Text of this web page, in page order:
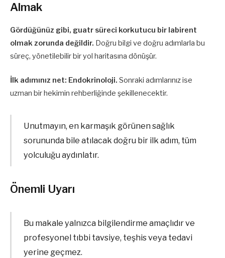
Almak
Gördüğünüz gibi, guatr süreci korkutucu bir labirent
olmak zorunda değildir. Doğru bilgi ve doğru adımlarla bu
süreç, yönetilebilir bir yol haritasına dönüşür.
İlk adımınız net: Endokrinoloji. Sonraki adımlarınız ise
uzman bir hekimin rehberliğinde şekillenecektir.
Unutmayın, en karmaşık görünen sağlık
sorununda bile atılacak doğru bir ilk adım, tüm
yolculuğu aydınlatır.
Önemli Uyarı
Bu makale yalnızca bilgilendirme amaçlıdır ve
profesyonel tıbbi tavsiye, teşhis veya tedavi
yerine geçmez.